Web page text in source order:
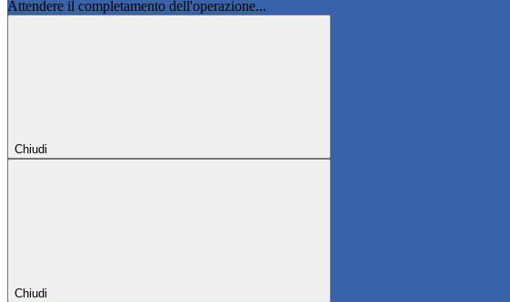
Attendere il completamento dell'operazione...
Chiudi
Chiudi